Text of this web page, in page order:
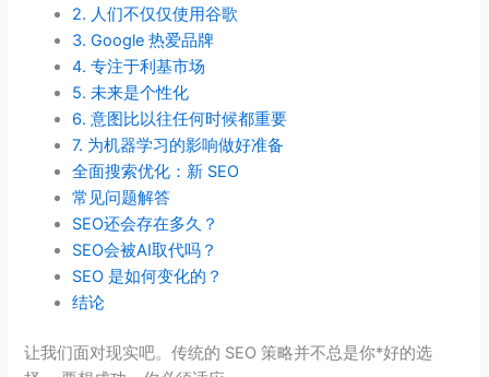
2. 人们不仅仅使用谷歌
3. Google 热爱品牌
4. 专注于利基市场
5. 未来是个性化
6. 意图比以往任何时候都重要
7. 为机器学习的影响做好准备
全面搜索优化：新 SEO
常见问题解答
SEO还会存在多久？
SEO会被AI取代吗？
SEO 是如何变化的？
结论
让我们面对现实吧。传统的 SEO 策略并不总是你*好的选